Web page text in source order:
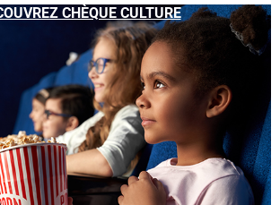
CHÈQUE CULTURE